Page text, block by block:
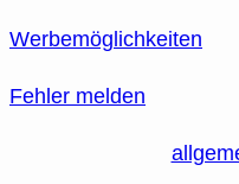
Werbemöglichkeiten
Fehler melden